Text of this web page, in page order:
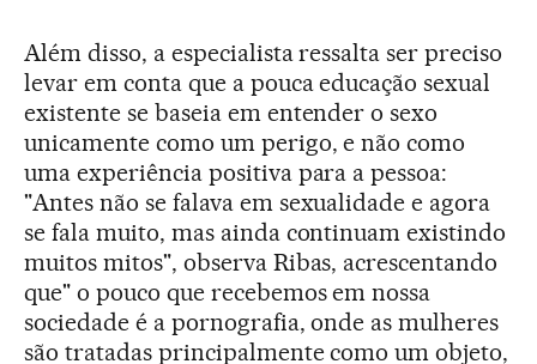
Além disso, a especialista ressalta ser preciso
levar em conta que a pouca educação sexual
existente se baseia em entender o sexo
unicamente como um perigo, e não como
uma experiência positiva para a pessoa:
"Antes não se falava em sexualidade e agora
se fala muito, mas ainda continuam existindo
muitos mitos", observa Ribas, acrescentando
que" o pouco que recebemos em nossa
sociedade é a pornografia, onde as mulheres
são tratadas principalmente como um objeto,